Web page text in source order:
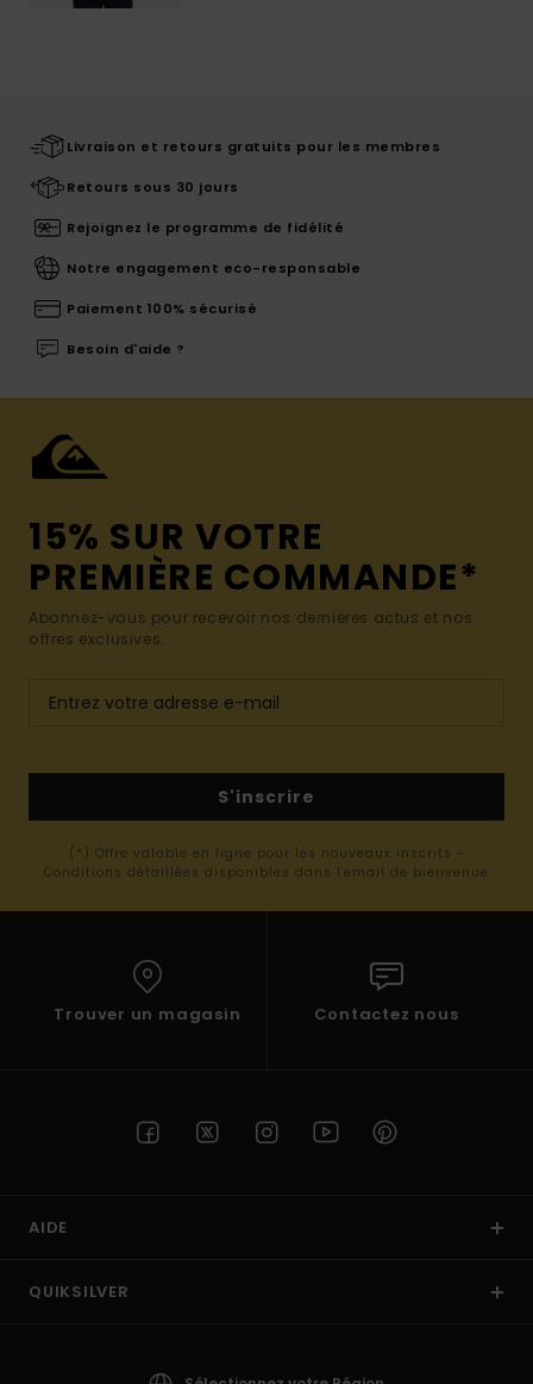
Livraison et retours gratuits pour les membres
Retours sous 30 jours
Rejoignez le programme de fidélité
Notre engagement eco-responsable
Paiement 100% sécurisé
Besoin d'aide ?
15% SUR VOTRE
PREMIÈRE COMMANDE*
Abonnez-vous pour recevoir nos dernières actus et nos
offres exclusives.
S'inscrire
(*) Offre valable en ligne pour les nouveaux inscrits -
Conditions détaillées disponibles dans l'email de bienvenue
Trouver un magasin Contactez nous
AIDE
QUIKSILVER